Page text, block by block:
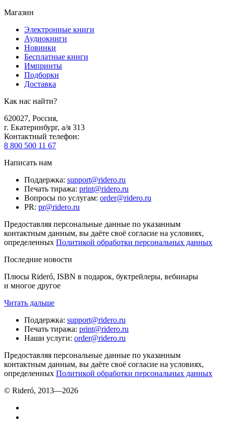
Магазин
Электронные книги
Аудиокниги
Новинки
Бесплатные книги
Импринты
Подборки
Доставка
Как нас найти?
620027, Россия,
г. Екатеринбург, а/я 313
Контактный телефон:
8 800 500 11 67
Написать нам
Поддержка: support@ridero.ru
Печать тиража: print@ridero.ru
Вопросы по услугам: order@ridero.ru
PR: pr@ridero.ru
Предоставляя персональные данные по указанным
контактным данным, вы даёте своё согласие на условиях,
определенных Политикой обработки персональных данных
Последние новости
Плюсы Rideró, ISBN в подарок, буктрейлеры, вебинары
и многое другое
Читать дальше
Поддержка: support@ridero.ru
Печать тиража: print@ridero.ru
Наши услуги: order@ridero.ru
Предоставляя персональные данные по указанным
контактным данным, вы даёте своё согласие на условиях,
определенных Политикой обработки персональных данных
© Rideró, 2013—2026